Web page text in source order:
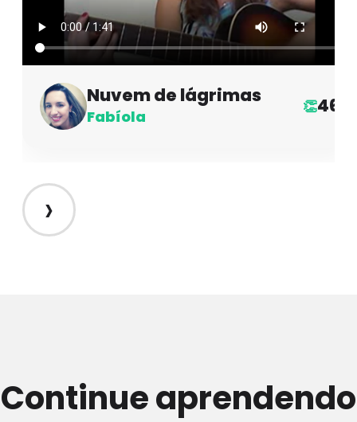
Nuvem de lágrimas
Fabíola
👏46
›
Continue aprendendo